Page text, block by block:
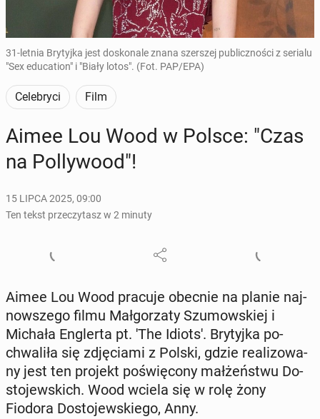
31-letnia Brytyjka jest doskonale znana szerszej publiczności z serialu
"Sex education" i "Biały lotos". (Fot. PAP/EPA)
Celebryci Film
Aimee Lou Wood w Polsce: "Czas
na Pol­ly­wo­od"!
15 LIPCA 2025, 09:00
Ten tekst przeczytasz w 2 minuty
Aimee Lou Wood pracuje obecnie na planie naj­
now­sze­go filmu Mał­go­rza­ty Szu­mow­skiej i
Michała En­gler­ta pt. 'The Idiots'. Bry­tyj­ka po­
chwa­li­ła się zdję­cia­mi z Polski, gdzie re­ali­zo­wa­
ny jest ten projekt po­świę­co­ny mał­żeń­stwu Do­
sto­jew­skich. Wood wciela się w rolę żony
Fiodora Do­sto­jew­skie­go, Anny.